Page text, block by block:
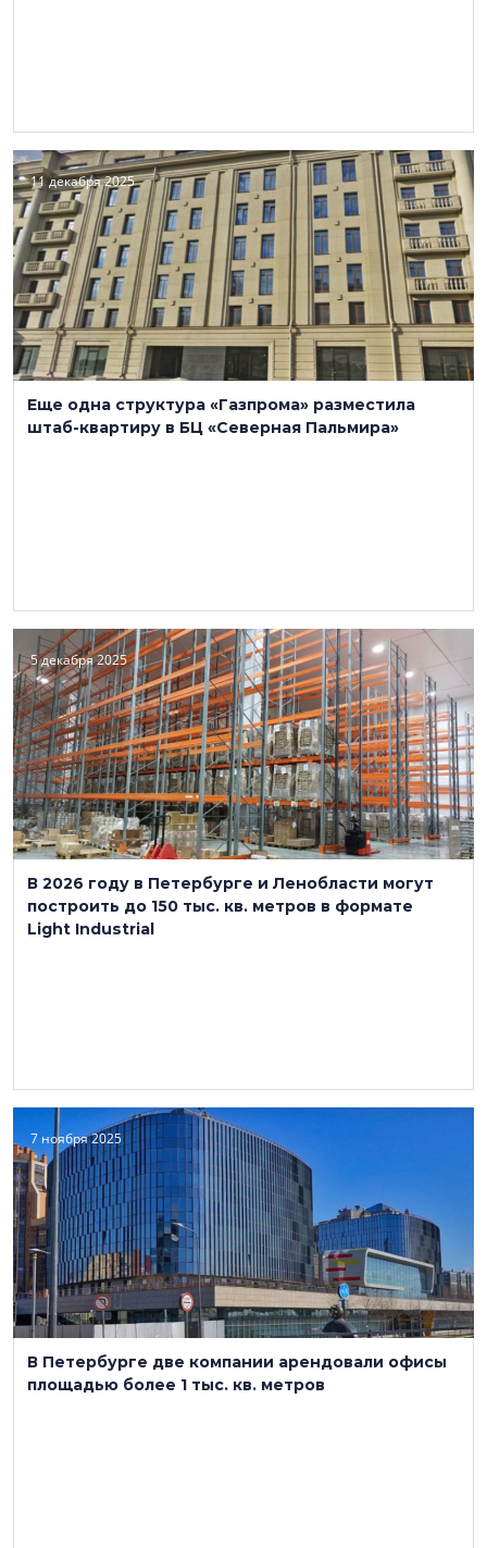
11 декабря 2025
Еще одна структура «Газпрома» разместила
штаб-квартиру в БЦ «Северная Пальмира»
5 декабря 2025
В 2026 году в Петербурге и Ленобласти могут
построить до 150 тыс. кв. метров в формате
Light Industrial
7 ноября 2025
В Петербурге две компании арендовали офисы
площадью более 1 тыс. кв. метров